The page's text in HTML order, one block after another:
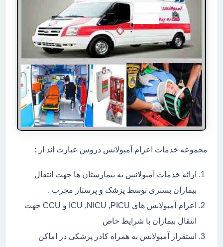
مجموعه خدمات اعزام آمبولانس دروس عبارت اند از :
ارائه خدمات آمبولانس به بیمارستان ها جهت انتقال
بیماران بستری توسط پزشک و پرستار مجرب .
اعزام آمبولانس های ICU ,NICU ,PICU و CCU جهت
انتقال بیماران با شرایط خاص
استقرار آمبولانس به همراه کادر پزشکی در اماکن